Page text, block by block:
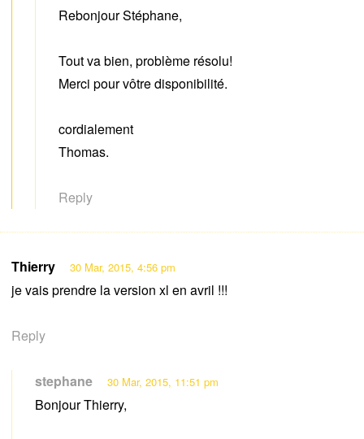
Rebonjour Stéphane,
Tout va bien, problème résolu!
Merci pour vôtre disponibilité.
cordialement
Thomas.
Reply
Thierry 30 Mar, 2015, 4:56 pm
je vais prendre la version xl en avril !!!
Reply
stephane 30 Mar, 2015, 11:51 pm
Bonjour Thierry,